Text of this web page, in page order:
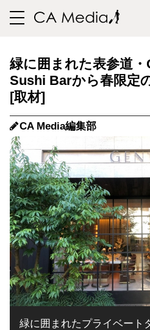
toggle
緑に囲まれた表参道
Sushi Barから春限定
CA Media編集部
緑に囲まれたプライベート